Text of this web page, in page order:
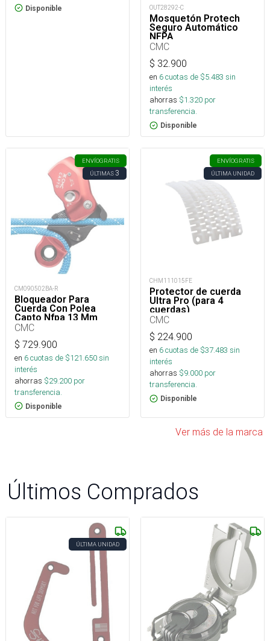
Disponible OUT28292-C
Mosquetón Protech
Seguro Automático
NFPA
CMC
$ 32.900
en 6cuotas de $5.483 sin
interés
ahorras $1.320 por
transferencia.
Disponible
ENVÍOGRATIS
ÚLTIMAS3
CM090502BA-R
Bloqueador Para
Cuerda Con Polea
Capto Nfpa 13 Mm
CMC
$ 729.900
en 6cuotas de $121.650sin
interés
ahorras $29.200 por
transferencia.
Disponible
ENVÍOGRATIS
ÚLTIMA UNIDAD
CHM111015FE
Protector de cuerda
Ultra Pro (para 4
cuerdas)
CMC
$ 224.900
en 6cuotas de $37.483 sin
interés
ahorras $9.000 por
transferencia.
Disponible
Ver más de la marca
Últimos Comprados
ÚLTIMA UNIDAD